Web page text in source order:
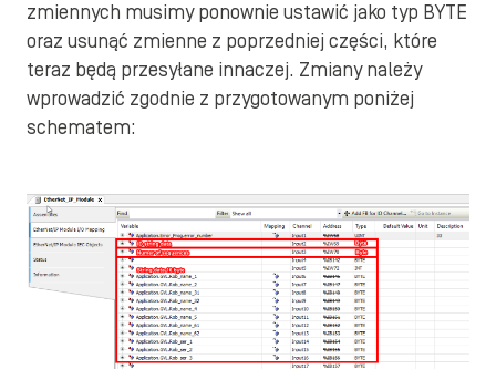
zmiennych musimy ponownie ustawić jako typ BYTE
oraz usunąć zmienne z poprzedniej części, które
teraz będą przesyłane innaczej. Zmiany należy
wprowadzić zgodnie z przygotowanym poniżej
schematem: